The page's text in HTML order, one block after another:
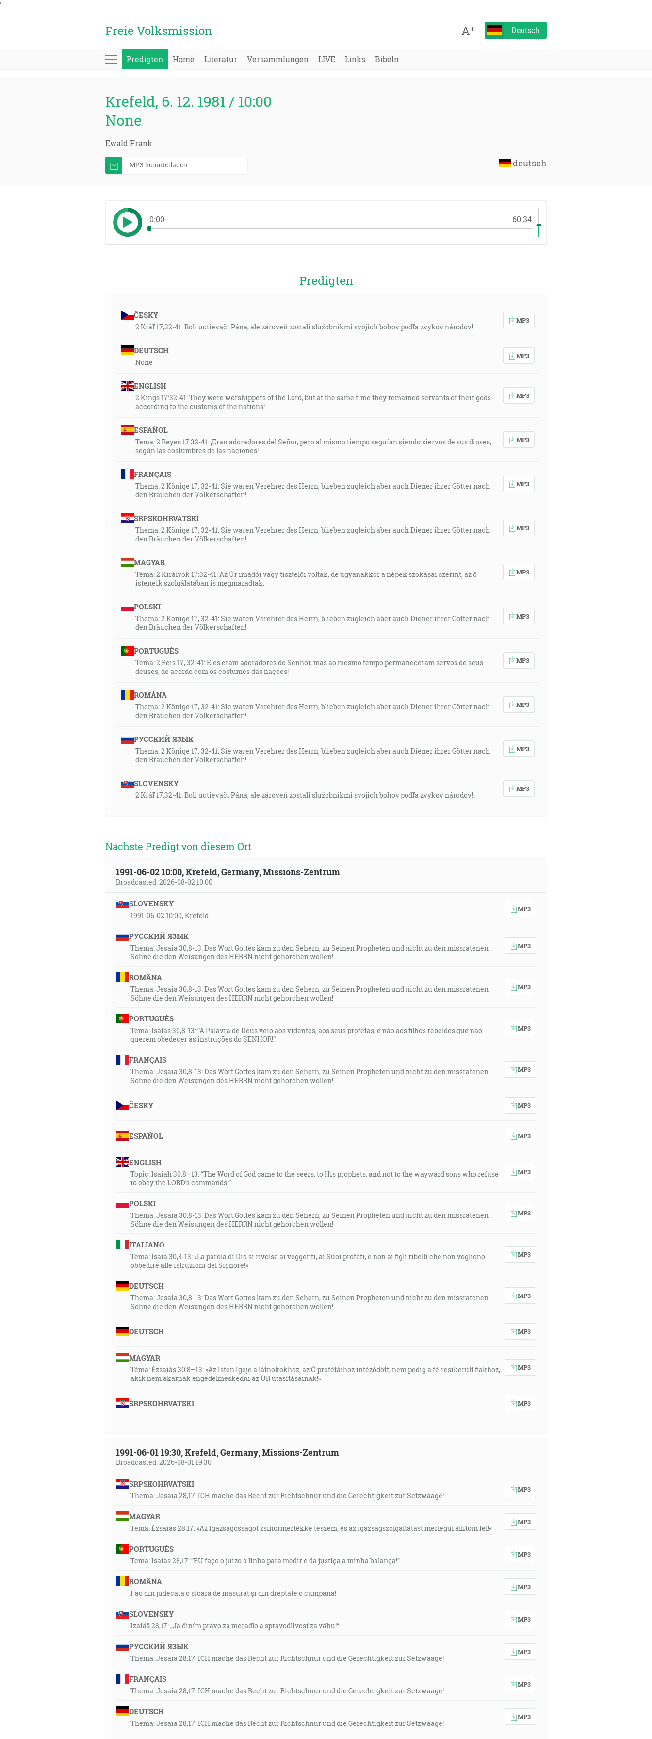
'
Freie Volksmission A+ Deutsch
Predigten Home Literatur Versammlungen LIVE Links Bibeln
Krefeld, 6. 12. 1981 / 10:00
None
Ewald Frank
deutsch
MP3 herunterladen
0:00 60:34
Predigten
ČESKY
2 Kráľ 17,32-41: Boli uctievači Pána, ale zároveň zostali služobníkmi svojich bohov podľa zvykov národov!
MP3
DEUTSCH
None
MP3
ENGLISH
2 Kings 17:32-41: They were worshippers of the Lord, but at the same time they remained servants of their gods
according to the customs of the nations!
MP3
ESPAÑOL
Tema: 2 Reyes 17:32-41: ¡Eran adoradores del Señor, pero al mismo tiempo seguían siendo siervos de sus dioses,
según las costumbres de las naciones!
MP3
FRANÇAIS
Thema: 2 Könige 17, 32-41: Sie waren Verehrer des Herrn, blieben zugleich aber auch Diener ihrer Götter nach
den Bräuchen der Völkerschaften!
MP3
SRPSKOHRVATSKI
Thema: 2 Könige 17, 32-41: Sie waren Verehrer des Herrn, blieben zugleich aber auch Diener ihrer Götter nach
den Bräuchen der Völkerschaften!
MP3
MAGYAR
Téma: 2 Királyok 17:32-41: Az Úr imádói vagy tisztelői voltak, de ugyanakkor a népek szokásai szerint, az ő
isteneik szolgálatában is megmaradtak.
MP3
POLSKI
Thema: 2 Könige 17, 32-41: Sie waren Verehrer des Herrn, blieben zugleich aber auch Diener ihrer Götter nach
den Bräuchen der Völkerschaften!
MP3
PORTUGUÊS
Tema: 2 Reis 17, 32-41: Eles eram adoradores do Senhor, mas ao mesmo tempo permaneceram servos de seus
deuses, de acordo com os costumes das nações!
MP3
ROMÂNA
Thema: 2 Könige 17, 32-41: Sie waren Verehrer des Herrn, blieben zugleich aber auch Diener ihrer Götter nach
den Bräuchen der Völkerschaften!
MP3
РУССКИЙ ЯЗЫК
Thema: 2 Könige 17, 32-41: Sie waren Verehrer des Herrn, blieben zugleich aber auch Diener ihrer Götter nach
den Bräuchen der Völkerschaften!
MP3
SLOVENSKY
2 Kráľ 17,32-41: Boli uctievači Pána, ale zároveň zostali služobníkmi svojich bohov podľa zvykov národov!
MP3
Nächste Predigt von diesem Ort
1991-06-02 10:00, Krefeld, Germany, Missions-Zentrum
Broadcasted: 2026-08-02 10:00
SLOVENSKY
1991-06-02 10:00, Krefeld
MP3
РУССКИЙ ЯЗЫК
Thema: Jesaia 30,8-13: Das Wort Gottes kam zu den Sehern, zu Seinen Propheten und nicht zu den missratenen
Söhne die den Weisungen des HERRN nicht gehorchen wollen!
MP3
ROMÂNA
Thema: Jesaia 30,8-13: Das Wort Gottes kam zu den Sehern, zu Seinen Propheten und nicht zu den missratenen
Söhne die den Weisungen des HERRN nicht gehorchen wollen!
MP3
PORTUGUÊS
Tema: Isaías 30,8-13: “A Palavra de Deus veio aos videntes, aos seus profetas, e não aos filhos rebeldes que não
querem obedecer às instruções do SENHOR!”
MP3
FRANÇAIS
Thema: Jesaia 30,8-13: Das Wort Gottes kam zu den Sehern, zu Seinen Propheten und nicht zu den missratenen
Söhne die den Weisungen des HERRN nicht gehorchen wollen!
MP3
ČESKY MP3
ESPAÑOL MP3
ENGLISH
Topic: Isaiah 30:8–13: “The Word of God came to the seers, to His prophets, and not to the wayward sons who refuse
to obey the LORD’s commands!”
MP3
POLSKI
Thema: Jesaia 30,8-13: Das Wort Gottes kam zu den Sehern, zu Seinen Propheten und nicht zu den missratenen
Söhne die den Weisungen des HERRN nicht gehorchen wollen!
MP3
ITALIANO
Tema: Isaia 30,8-13: «La parola di Dio si rivolse ai veggenti, ai Suoi profeti, e non ai figli ribelli che non vogliono
obbedire alle istruzioni del Signore!»
MP3
DEUTSCH
Thema: Jesaia 30,8-13: Das Wort Gottes kam zu den Sehern, zu Seinen Propheten und nicht zu den missratenen
Söhne die den Weisungen des HERRN nicht gehorchen wollen!
MP3
DEUTSCH MP3
MAGYAR
Téma: Ézsaiás 30:8–13: »Az Isten Igéje a látnokokhoz, az Ő prófétáihoz intéződött, nem pedig a félresikerült fiakhoz,
akik nem akarnak engedelmeskedni az ÚR utasításainak!«
MP3
SRPSKOHRVATSKI MP3
1991-06-01 19:30, Krefeld, Germany, Missions-Zentrum
Broadcasted: 2026-08-01 19:30
SRPSKOHRVATSKI
Thema: Jesaia 28,17: ICH mache das Recht zur Richtschnur und die Gerechtigkeit zur Setzwaage!
MP3
MAGYAR
Téma: Ézsaiás 28:17: »Az Igazságosságot zsinormértékké teszem, és az igazságszolgáltatást mérlegül állítom fel!«
MP3
PORTUGUÊS
Tema: Isaías 28,17: “EU faço o juizo a linha para medir e da justiça a minha balança!”
MP3
ROMÂNA
Fac din judecată o sfoară de măsurat și din dreptate o cumpănă!
MP3
SLOVENSKY
Izaiáš 28,17: „Ja činím právo za meradlo a spravodlivosť za váhu!“
MP3
РУССКИЙ ЯЗЫК
Thema: Jesaia 28,17: ICH mache das Recht zur Richtschnur und die Gerechtigkeit zur Setzwaage!
MP3
FRANÇAIS
Thema: Jesaia 28,17: ICH mache das Recht zur Richtschnur und die Gerechtigkeit zur Setzwaage!
MP3
DEUTSCH
Thema: Jesaia 28,17: ICH mache das Recht zur Richtschnur und die Gerechtigkeit zur Setzwaage!
MP3